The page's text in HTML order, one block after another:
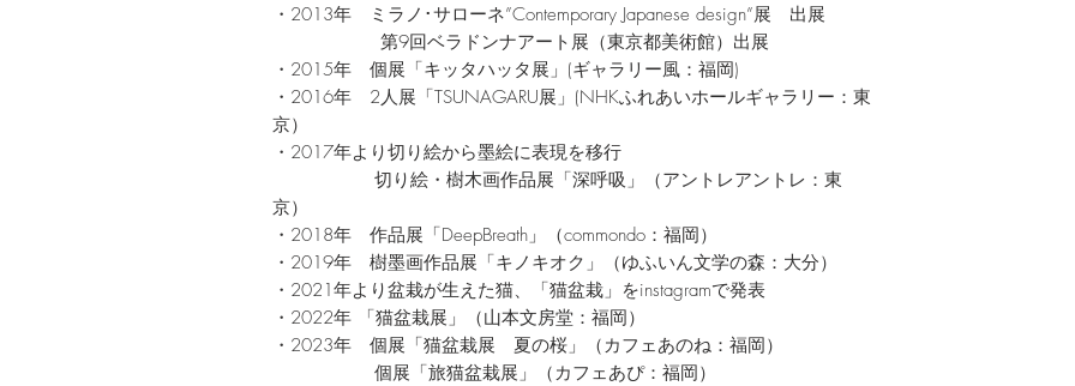
・2013年 ミラノ･サローネ”Contemporary Japanese design”展 出展
第9回ベラドンナアート展（東京都美術館）出展
・2015年 個展「キッタハッタ展」(ギャラリー風：福岡)
・2016年 2人展「TSUNAGARU展」(NHKふれあいホールギャラリー：東
京）
・2017年より切り絵から墨絵に表現を移行
切り絵・樹木画作品展「深呼吸」（アントレアントレ：東
京）
・2018年 作品展「DeepBreath」（commondo：福岡）
・2019年 樹墨画作品展「キノキオク」（ゆふいん文学の森：大分）
・2021年より盆栽が生えた猫、「猫盆栽」をinstagramで発表
・2022年 「猫盆栽展」（山本文房堂：福岡）
・2023年 個展「猫盆栽展 夏の桜」（カフェあのね：福岡）
個展「旅猫盆栽展」（カフェあぴ：福岡）